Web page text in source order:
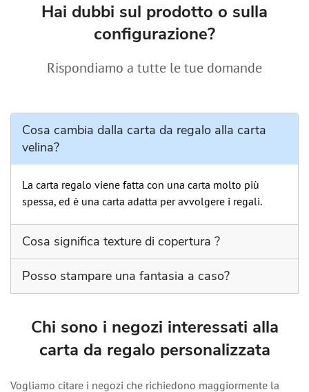
Hai dubbi sul prodotto o sulla
configurazione?
Rispondiamo a tutte le tue domande
Cosa cambia dalla carta da regalo alla carta
velina?
La carta regalo viene fatta con una carta molto più
spessa, ed è una carta adatta per avvolgere i regali.
Cosa significa texture di copertura ?
parte della superfice del materiale utilizzato viene
Posso stampare una fantasia a caso?
info@damadashop.com
Chi sono i negozi interessati alla
carta da regalo personalizzata
Vogliamo citare i negozi che richiedono maggiormente la